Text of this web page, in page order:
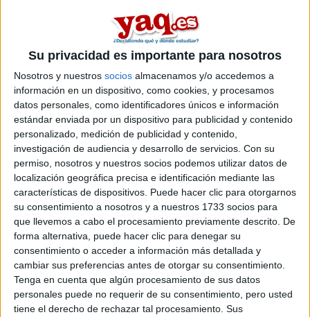
Su privacidad es importante para nosotros
Nosotros y nuestros socios almacenamos y/o accedemos a
información en un dispositivo, como cookies, y procesamos
datos personales, como identificadores únicos e información
estándar enviada por un dispositivo para publicidad y contenido
personalizado, medición de publicidad y contenido,
investigación de audiencia y desarrollo de servicios. Con su
permiso, nosotros y nuestros socios podemos utilizar datos de
localización geográfica precisa e identificación mediante las
características de dispositivos. Puede hacer clic para otorgarnos
su consentimiento a nosotros y a nuestros 1733 socios para
que llevemos a cabo el procesamiento previamente descrito. De
forma alternativa, puede hacer clic para denegar su
consentimiento o acceder a información más detallada y
cambiar sus preferencias antes de otorgar su consentimiento.
Tenga en cuenta que algún procesamiento de sus datos
personales puede no requerir de su consentimiento, pero usted
tiene el derecho de rechazar tal procesamiento. Sus
Hola, actualmente estudio un doble grado de Derecho. Me
gustaría quitarme de la otra carrera y quedarme sólo en
Derecho, pero además me gustaría también hacer Bellas
Artes. Sé que habría que hacer unos trámites y preguntar en
la Universidad si se podría, mi pregunta es ¿lo ven viable?
Me gusta el Derecho y me apasiona el arte, ¿creen que
merecería la pena? ¿o sería un suicido? grax
Inicio
Etiquetas: La universidad - un mundo